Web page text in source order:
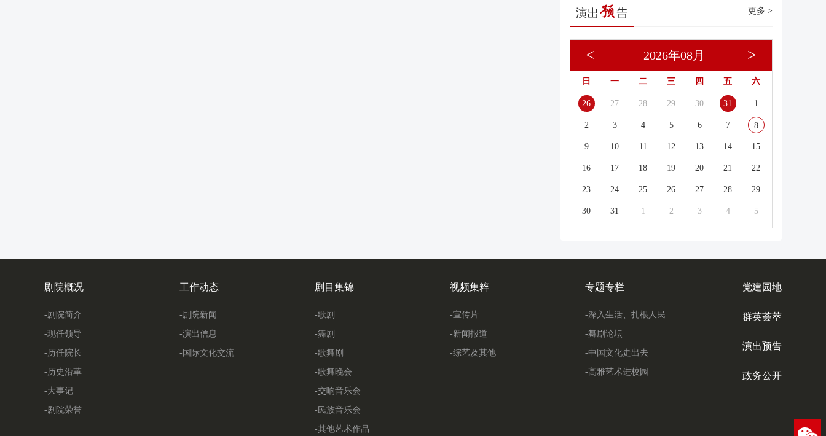
更多 >
2026年08月
< >
日 一 二 三 四 五 六
26 27 28 29 30 31 1
2 3 4 5 6 7 8
9 10 11 12 13 14 15
16 17 18 19 20 21 22
23 24 25 26 27 28 29
30 31 1 2 3 4 5
剧院概况
-剧院简介
-现任领导
-历任院长
-历史沿革
-大事记
-剧院荣誉
工作动态
-剧院新闻
-演出信息
-国际文化交流
剧目集锦
-歌剧
-舞剧
-歌舞剧
-歌舞晚会
-交响音乐会
-民族音乐会
-其他艺术作品
视频集粹
-宣传片
-新闻报道
-综艺及其他
专题专栏
-深入生活、扎根人民
-舞剧论坛
-中国文化走出去
-高雅艺术进校园
党建园地
群英荟萃
演出预告
政务公开